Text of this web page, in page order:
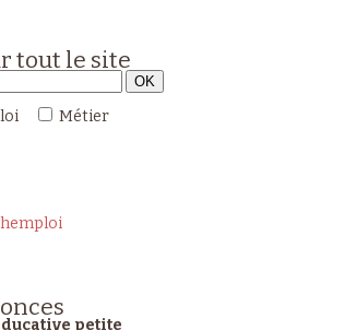
tout le site
Métier
petite